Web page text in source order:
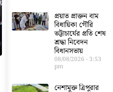
প্রয়াত প্রাক্তন বাম
বিধায়িকা গৌরি
ভট্টাচার্যের প্রতি শেষ
শ্রদ্ধা নিবেদন
বিধানসভায়
08/08/2026 3:53
pm
নেশামুক্ত ত্রিপুরার